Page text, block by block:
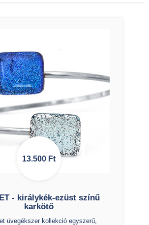
13.500 Ft
- királykék-ezüst színű
karkötő
üvegékszer kollekció egyszerű,